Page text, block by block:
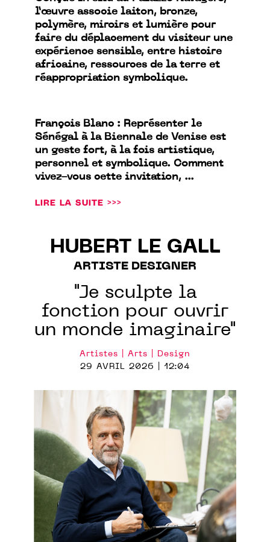
l’œuvre associe laiton, bronze,
polymère, miroirs et lumière pour
faire du déplacement du visiteur une
expérience sensible, entre histoire
africaine, ressources de la terre et
réappropriation symbolique.
François Blanc : Représenter le
Sénégal à la Biennale de Venise est
un geste fort, à la fois artistique,
personnel et symbolique. Comment
vivez-vous cette invitation, ...
LIRE LA SUITE >>>
HUBERT LE GALL
ARTISTE DESIGNER
"Je sculpte la
fonction pour ouvrir
un monde imaginaire"
Artistes | Arts | Design
29 AVRIL 2026 | 12:04